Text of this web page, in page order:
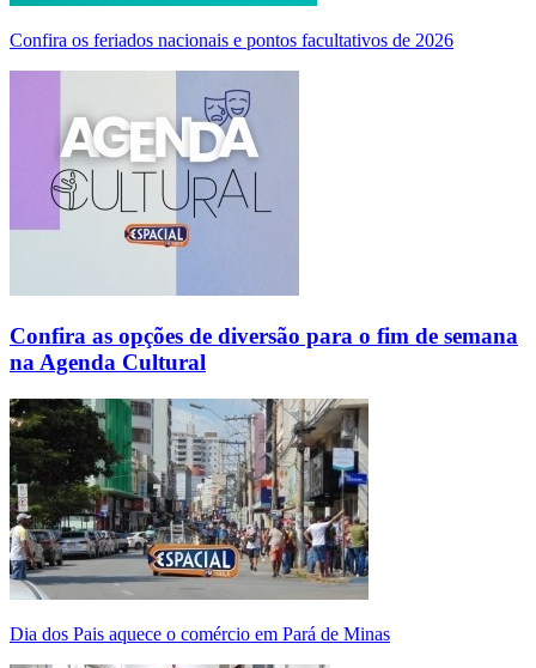
Confira os feriados nacionais e pontos facultativos de 2026
Confira as opções de diversão para o fim de semana
na Agenda Cultural
Dia dos Pais aquece o comércio em Pará de Minas